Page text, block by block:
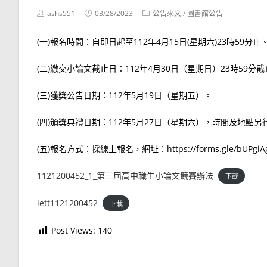
Postashs551
Post03/28/2023
Post公告來文/ 圖書館公告
(一)報名時間：自即日起至112年4月15日(星期六)23時59分止。
(二)繳交小論文截止日：112年4月30日（星期日）23時59分截
(三)獲獎公告日期：112年5月19日（星期五）。
(四)頒獎典禮日期：112年5月27日（星期六），時間及地點另
(五)報名方式：採線上報名，網址：https://forms.gle/
1121200452_1_第三屆高中職生小論文競賽辦法 下載
lett1121200452 下載
Post Views: 140